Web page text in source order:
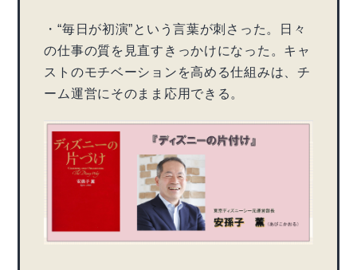
・“毎日が初演”という言葉が刺さった。日々
の仕事の質を見直すきっかけになった。キャ
ストのモチベーションを高める仕組みは、チ
ーム運営にそのまま応用できる。